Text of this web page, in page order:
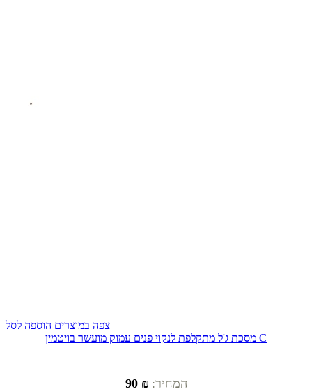
צפה במוצרים הוספה לסל
מסכת ג'ל מתקלפת לנקוי פנים עמוק מועשר בויטמין C
המחיר: ₪ 90